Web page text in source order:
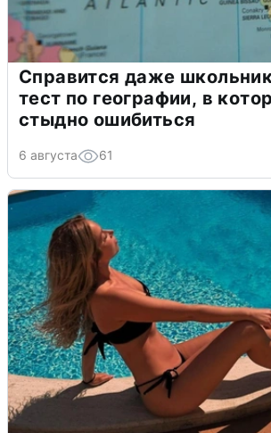
Справится даже
тест по географии, в
стыдно ошибиться
6 августа 61